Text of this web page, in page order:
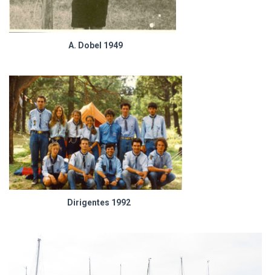
A. Dobel 1949
Dirigentes 1992